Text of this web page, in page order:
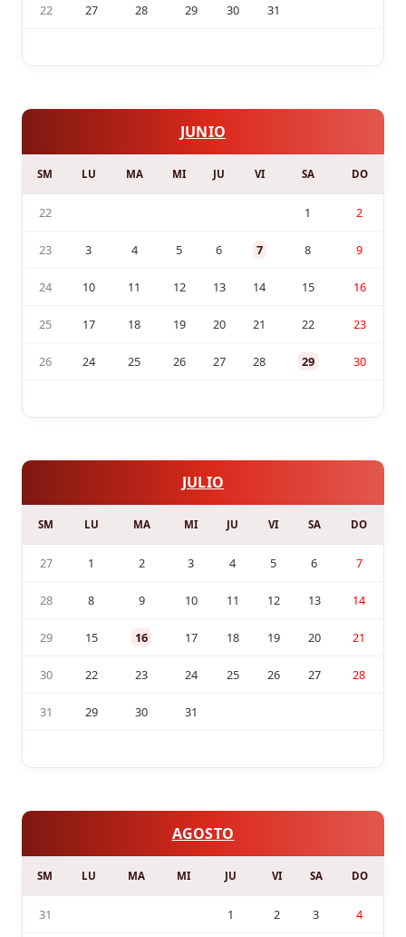
22 27 28 29 30 31
JUNIO
SM LU MA MI JU VI SA DO
22 1 2
23 3 4 5 6 7 8 9
24 10 11 12 13 14 15 16
25 17 18 19 20 21 22 23
26 24 25 26 27 28 29 30
JULIO
SM LU MA MI JU VI SA DO
27 1 2 3 4 5 6 7
28 8 9 10 11 12 13 14
29 15 16 17 18 19 20 21
30 22 23 24 25 26 27 28
31 29 30 31
AGOSTO
SM LU MA MI JU VI SA DO
31 1 2 3 4